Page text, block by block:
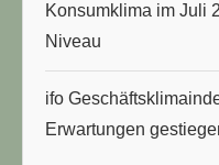
Konsumklima im Juli
Niveau
ifo
Erwartungen